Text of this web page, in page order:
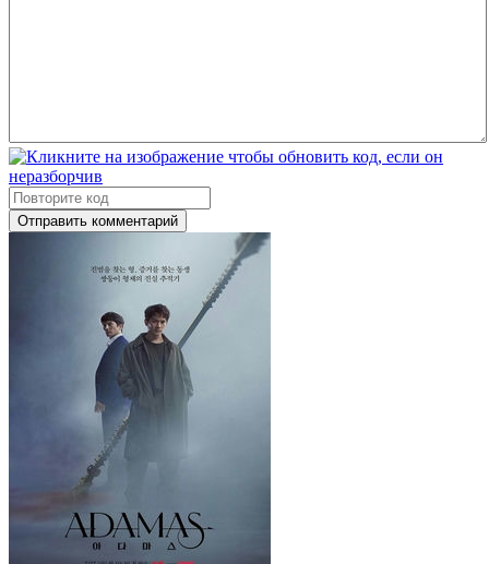
Отправить комментарий